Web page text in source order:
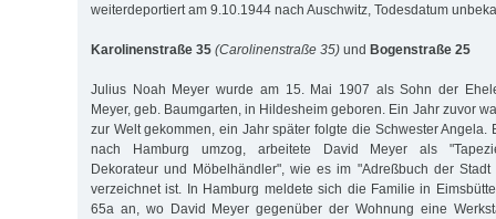
weiterdeportiert am 9.10.1944 nach Auschwitz, Todesdatum
Karolinenstraße 35 (Carolinenstraße 35) und Bogenstraße 25
Julius Noah Meyer wurde am 15. Mai 1907 als Sohn der
Meyer, geb. Baumgarten, in Hildesheim geboren. Ein Jahr zuvor
zur Welt gekommen, ein Jahr später folgte die Schwester Angela.
nach Hamburg umzog, arbeitete David Meyer als
Dekorateur und Möbelhändler", wie es im "Adreßbuch der
verzeichnet ist. In Hamburg meldete sich die Familie in
65a an, wo David Meyer gegenüber der Wohnung eine